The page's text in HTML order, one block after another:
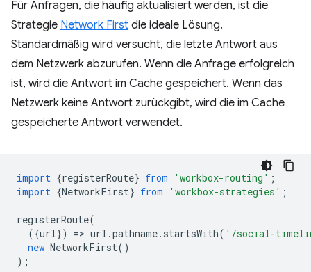
Für Anfragen, die häufig aktualisiert werden, ist die
Strategie Network First die ideale Lösung.
Standardmäßig wird versucht, die letzte Antwort aus
dem Netzwerk abzurufen. Wenn die Anfrage erfolgreich
ist, wird die Antwort im Cache gespeichert. Wenn das
Netzwerk keine Antwort zurückgibt, wird die im Cache
gespeicherte Antwort verwendet.
import {registerRoute} from 'workbox-routing' ;
import {NetworkFirst} from 'workbox-strategies' ;
registerRoute(
({url}) => url .pathname. startsWith( '/social-
new NetworkFirst()
);